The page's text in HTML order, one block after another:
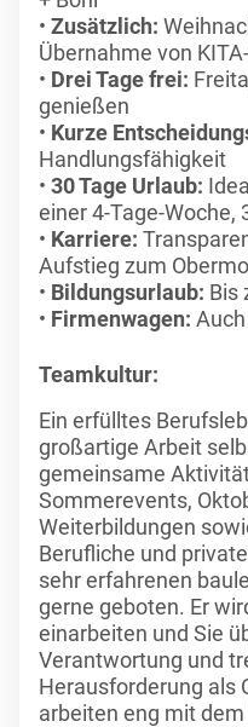
Zusätzlich:
Übernahme von
Drei Tage frei:
genießen
Kurze
Handlungsfähigkeit
30 Tage Urlaub:
einer 4-Tage-Woche,
Karriere:
Aufstieg zum
Bildungsurlaub: Bis
Firmenwagen:
Teamkultur:
Ein erfülltes
großartige Arbeit
gemeinsame
Sommerevents,
Weiterbildungen
Berufliche und
sehr erfahrenen
gerne geboten. Er
einarbeiten und Sie
Verantwortung und
Herausforderung als
arbeiten eng mit